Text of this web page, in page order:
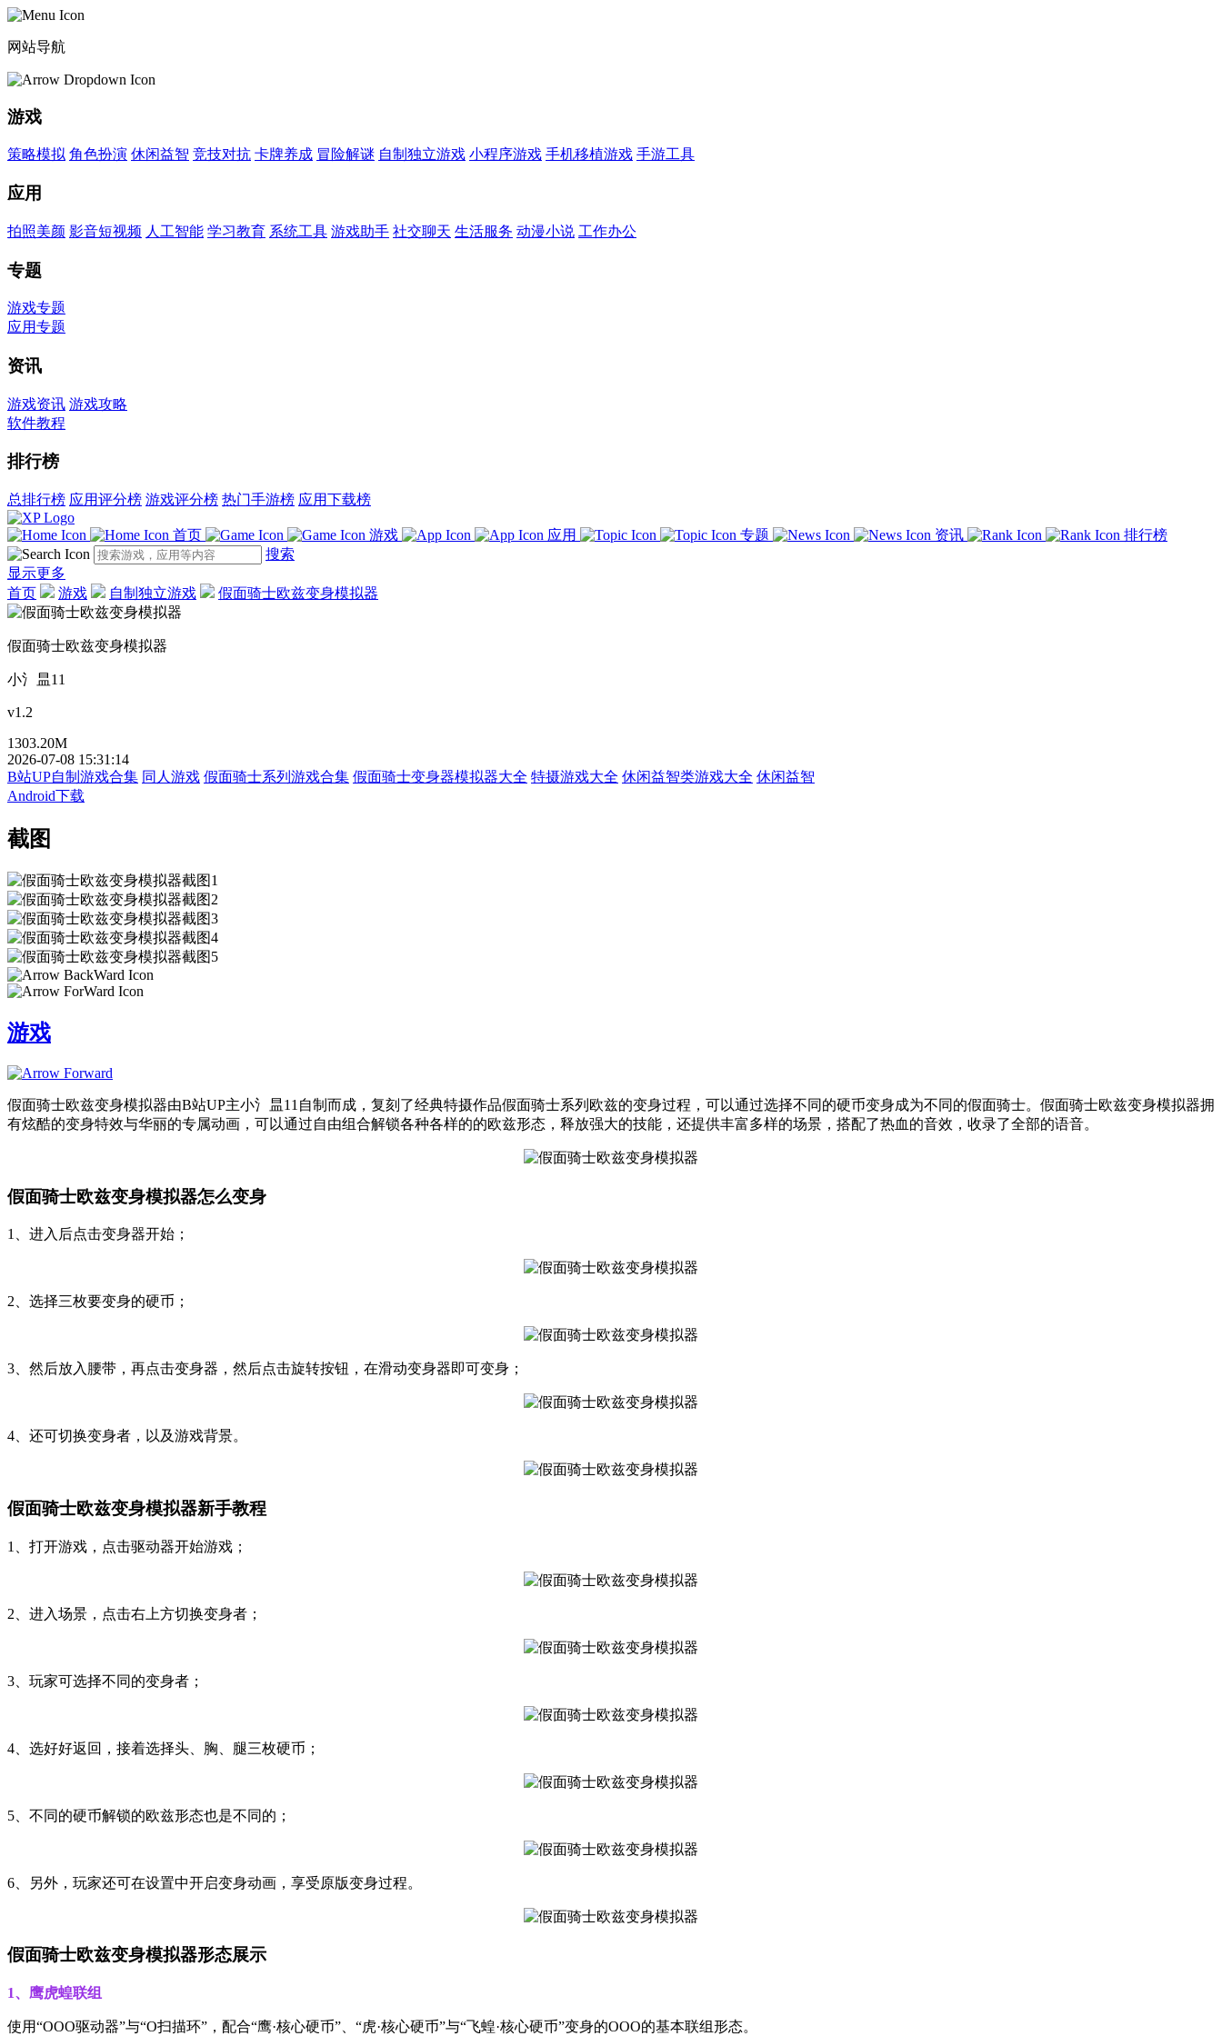
网站导航
游戏
策略模拟 角色扮演 休闲益智 竞技对抗 卡牌养成 冒险解谜 自制独立游戏 小程序游戏 手机移植游戏 手游工具
应用
拍照美颜 影音短视频 人工智能 学习教育 系统工具 游戏助手 社交聊天 生活服务 动漫小说 工作办公
专题
游戏专题
应用专题
资讯
游戏资讯 游戏攻略
软件教程
排行榜
总排行榜 应用评分榜 游戏评分榜 热门手游榜 应用下载榜
首页 游戏 应用 专题 资讯
排行榜
搜索
显示更多
首页
游戏 自制独立游戏 假面骑士欧兹变身模拟器
假面骑士欧兹变身模拟器
小氵昷11
v1.2
1303.20M
2026-07-08 15:31:14
B站UP自制游戏合集 同人游戏 假面骑士系列游戏合集 假面骑士变身器模拟器大全 特摄游戏大全 休闲益智类游戏大全 休闲益智
Android下载
截图
游戏
假面骑士欧兹变身模拟器由B站UP主小氵昷11自制而成，复刻了经典特摄作品假面骑士系列欧兹的变身过程，可以通过选择不同的硬币变身成为不同的假面骑士。假面骑士欧兹变身模拟器拥
有炫酷的变身特效与华丽的专属动画，可以通过自由组合解锁各种各样的的欧兹形态，释放强大的技能，还提供丰富多样的场景，搭配了热血的音效，收录了全部的语音。
假面骑士欧兹变身模拟器怎么变身
1、进入后点击变身器开始；
2、选择三枚要变身的硬币；
3、然后放入腰带，再点击变身器，然后点击旋转按钮，在滑动变身器即可变身；
4、还可切换变身者，以及游戏背景。
假面骑士欧兹变身模拟器新手教程
1、打开游戏，点击驱动器开始游戏；
2、进入场景，点击右上方切换变身者；
3、玩家可选择不同的变身者；
4、选好好返回，接着选择头、胸、腿三枚硬币；
5、不同的硬币解锁的欧兹形态也是不同的；
6、另外，玩家还可在设置中开启变身动画，享受原版变身过程。
假面骑士欧兹变身模拟器形态展示
1、鹰虎蝗联组
使用“OOO驱动器”与“O扫描环”，配合“鹰·核心硬币”、“虎·核心硬币”与“飞蝗·核心硬币”变身的OOO的基本联组形态。